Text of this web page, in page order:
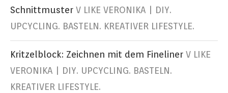
Schnittmuster V LIKE VERONIKA | DIY.
UPCYCLING. BASTELN. KREATIVER LIFESTYLE.
Kritzelblock: Zeichnen mit dem Fineliner V LIKE
VERONIKA | DIY. UPCYCLING. BASTELN.
KREATIVER LIFESTYLE.